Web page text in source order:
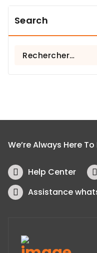
Search
Rechercher :
We’re Always Here To
Help Center
Assistance